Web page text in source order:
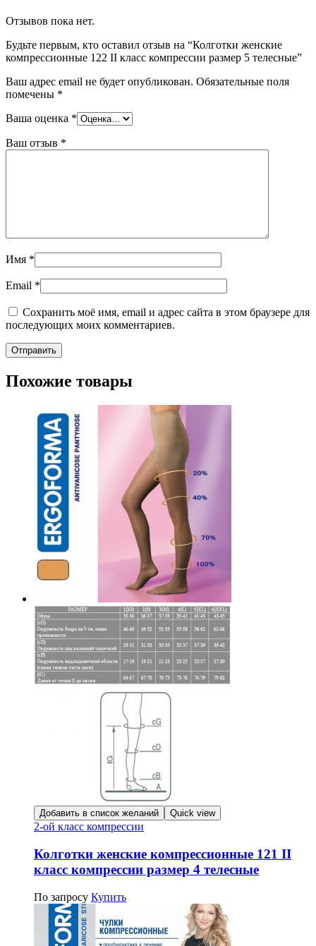
Отзывов пока нет.
Будьте первым, кто оставил отзыв на “Колготки женские
компрессионные 122 II класс компрессии размер 5 телесные”
Ваш адрес email не будет опубликован. Обязательные поля
помечены *
Ваша оценка *
Ваш отзыв *
Имя *
Email *
Сохранить моё имя, email и адрес сайта в этом браузере для
последующих моих комментариев.
Похожие товары
Добавить в список желаний Quick view
2-ой класс компрессии
Колготки женские компрессионные 121 II
класс компрессии размер 4 телесные
По запросу Купить